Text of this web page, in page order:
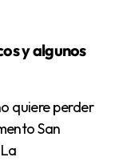
y algunos
San